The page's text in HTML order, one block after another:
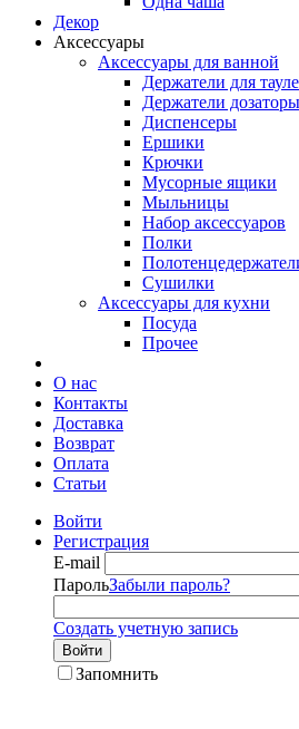
Декор
Аксессуары
Аксессуары для ванной
Держатели для
Держатели
Диспенсеры
Ершики
Крючки
Мусорные ящики
Мыльницы
Набор аксессуаров
Полки
Сушилки
Аксессуары для кухни
Посуда
Прочее
О нас
Контакты
Доставка
Возврат
Оплата
Статьи
Войти
Регистрация
E-mail
ПарольЗабыли пароль?
Создать учетную запись
Войти
Запомнить